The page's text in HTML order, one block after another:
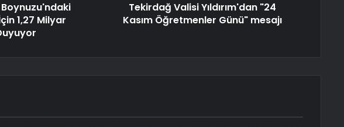
Boynuzu'ndaki
1,27 Milyar
Tekirdağ Valisi Yıldırım'dan "24
Kasım Öğretmenler Günü" mesajı